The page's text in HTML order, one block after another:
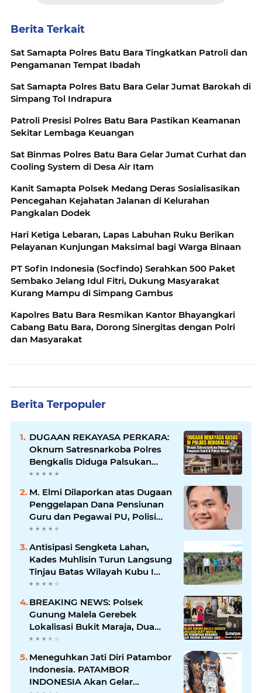
Berita Terkait
Sat Samapta Polres Batu Bara Tingkatkan Patroli dan
Pengamanan Tempat Ibadah
Sat Samapta Polres Batu Bara Gelar Jumat Barokah di
Simpang Tol Indrapura
Patroli Presisi Polres Batu Bara Pastikan Keamanan
Sekitar Lembaga Keuangan
Sat Binmas Polres Batu Bara Gelar Jumat Curhat dan
Cooling System di Desa Air Itam
Kanit Samapta Polsek Medang Deras Sosialisasikan
Pencegahan Kejahatan Jalanan di Kelurahan
Pangkalan Dodek
Hari Ketiga Lebaran, Lapas Labuhan Ruku Berikan
Pelayanan Kunjungan Maksimal bagi Warga Binaan
PT Sofin Indonesia (Socfindo) Serahkan 500 Paket
Sembako Jelang Idul Fitri, Dukung Masyarakat
Kurang Mampu di Simpang Gambus
Kapolres Batu Bara Resmikan Kantor Bhayangkari
Cabang Batu Bara, Dorong Sinergitas dengan Polri
dan Masyarakat
Berita Terpopuler
DUGAAN REKAYASA PERKARA:
Oknum Satresnarkoba Polres
Bengkalis Diduga Palsukan
Barang Bukti Hingga Paksa
Warga Hadir di TKP
M. Elmi Dilaporkan atas Dugaan
Penggelapan Dana Pensiunan
Guru dan Pegawai PU, Polisi
Pastikan Proses Hukum
Berjalan
Antisipasi Sengketa Lahan,
Kades Muhlisin Turun Langsung
Tinjau Batas Wilayah Kubu I
yang Diduga Diserobot PT Jatim
BREAKING NEWS: Polsek
Gunung Malela Gerebek
Lokalisasi Bukit Maraja, Dua
Perempuan Menangis Saat
Diciduk Bersama Sabu
Meneguhkan Jati Diri Patambor
Indonesia. PATAMBOR
INDONESIA Akan Gelar